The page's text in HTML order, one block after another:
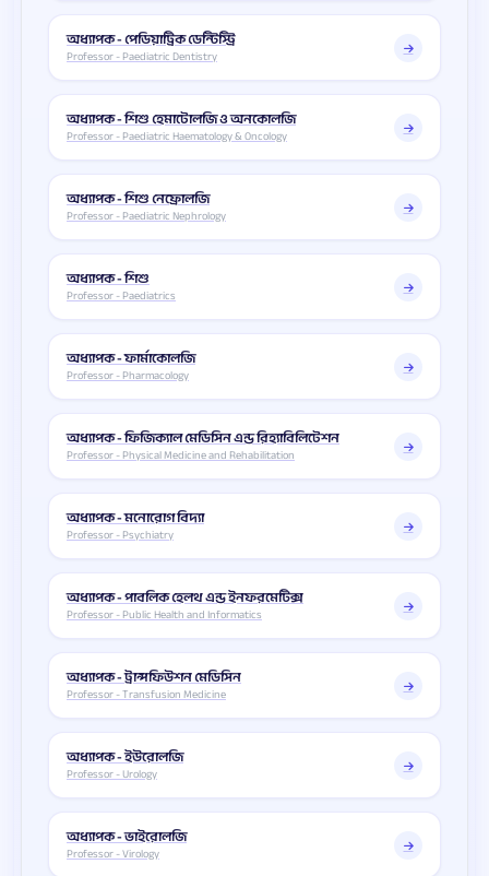
অধ্যাপক - পেডিয়াট্রিক ডেন্টিস্ট্রি
Professor - Paediatric Dentistry
অধ্যাপক - শিশু হেমাটোলজি ও অনকোলজি
Professor - Paediatric Haematology & Oncology
অধ্যাপক - শিশু নেফ্রোলজি
Professor - Paediatric Nephrology
অধ্যাপক - শিশু
Professor - Paediatrics
অধ্যাপক - ফার্মাকোলজি
Professor - Pharmacology
অধ্যাপক - ফিজিক্যাল মেডিসিন এন্ড রিহ্যাবিলিটেশন
Professor - Physical Medicine and Rehabilitation
অধ্যাপক - মনোরোগ বিদ্যা
Professor - Psychiatry
অধ্যাপক - পাবলিক হেলথ এন্ড ইনফরমেটিক্স
Professor - Public Health and Informatics
অধ্যাপক - ট্রান্সফিউশন মেডিসিন
Professor - Transfusion Medicine
অধ্যাপক - ইউরোলজি
Professor - Urology
অধ্যাপক - ভাইরোলজি
Professor - Virology